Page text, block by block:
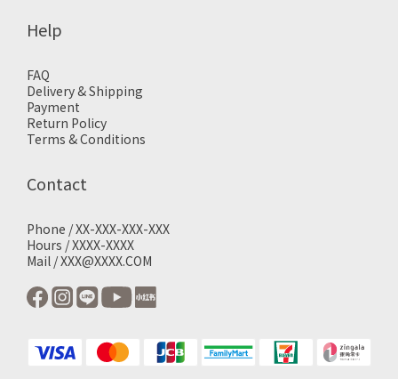
Help
FAQ
Delivery & Shipping
Payment
Return Policy
Terms & Conditions
Contact
Phone / XX-XXX-XXX-XXX
Hours / XXXX-XXXX
Mail / XXX@XXXX.COM